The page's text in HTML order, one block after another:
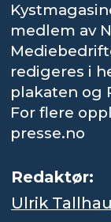
medlem av
redigeres i
plakaten og
For flere
presse.no
Redaktør:
Ulrik